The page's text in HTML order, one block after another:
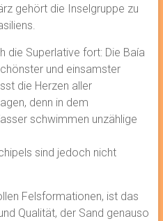
gehört die Inselgruppe zu
die Superlative fort: Die Baía
und einsamster
die Herzen aller
denn in dem
schwimmen unzählige
sind jedoch nicht
Felsformationen, ist das
Qualität, der Sand genauso